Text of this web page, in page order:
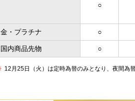
○
金・プラチナ ○
国内商品先物 ○
12月25日（火）は定時為替のみとなり、夜間為